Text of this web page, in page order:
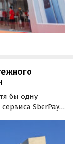
бы одну
SberPay с
пресс-